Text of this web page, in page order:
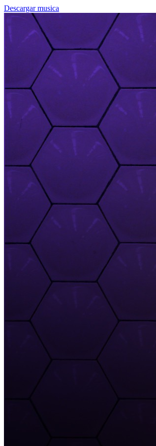
Descargar musica